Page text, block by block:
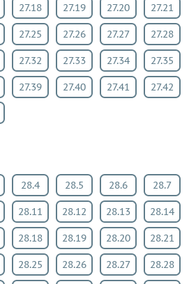
27.18 27.19 27.20 27.21
27.25 27.26 27.27 27.28
27.32 27.33 27.34 27.35
27.39 27.40 27.41 27.42
28.4 28.5 28.6 28.7
28.11 28.12 28.13 28.14
28.18 28.19 28.20 28.21
28.25 28.26 28.27 28.28